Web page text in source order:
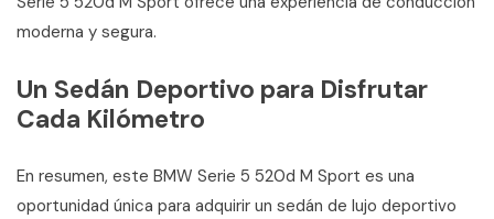
moderna y segura.
Un Sedán Deportivo para Disfrutar
Cada Kilómetro
En resumen, este BMW Serie 5 520d M Sport es una
oportunidad única para adquirir un sedán de lujo deportivo